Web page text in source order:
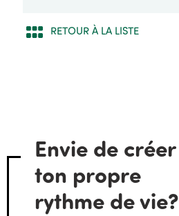
RETOUR À LA LISTE
Envie de créer
ton propre
rythme de vie?